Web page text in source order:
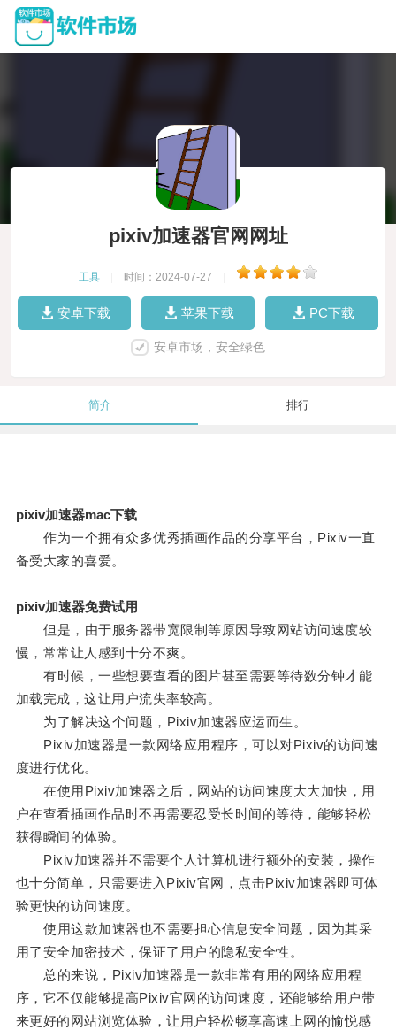
pixiv加速器官网网址
工具 时间：2024-07-27
安卓下载 苹果下载 PC下载
安卓市场，安全绿色
简介 排行
pixiv加速器mac下载
作为一个拥有众多优秀插画作品的分享平台，Pixiv一直
备受大家的喜爱。
pixiv加速器免费试用
但是，由于服务器带宽限制等原因导致网站访问速度较
慢，常常让人感到十分不爽。
有时候，一些想要查看的图片甚至需要等待数分钟才能
加载完成，这让用户流失率较高。
为了解决这个问题，Pixiv加速器应运而生。
Pixiv加速器是一款网络应用程序，可以对Pixiv的访问速
度进行优化。
在使用Pixiv加速器之后，网站的访问速度大大加快，用
户在查看插画作品时不再需要忍受长时间的等待，能够轻松
获得瞬间的体验。
Pixiv加速器并不需要个人计算机进行额外的安装，操作
也十分简单，只需要进入Pixiv官网，点击Pixiv加速器即可体
验更快的访问速度。
使用这款加速器也不需要担心信息安全问题，因为其采
用了安全加密技术，保证了用户的隐私安全性。
总的来说，Pixiv加速器是一款非常有用的网络应用程
序，它不仅能够提高Pixiv官网的访问速度，还能够给用户带
来更好的网站浏览体验，让用户轻松畅享高速上网的愉悦感